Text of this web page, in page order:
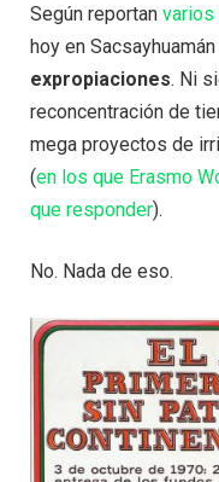
Según reportan varios
hoy en Sacsayhuamán
expropiaciones. Ni
reconcentración de
mega proyectos de
(en los que Erasmo
que responder).
No. Nada de eso.